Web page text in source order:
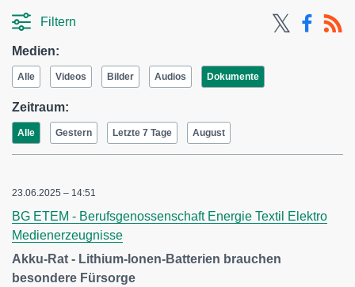
Filtern
Medien:
Alle Videos Bilder Audios Dokumente
Zeitraum:
Alle Gestern Letzte 7 Tage August
23.06.2025 – 14:51
BG ETEM - Berufsgenossenschaft Energie Textil Elektro
Medienerzeugnisse
Akku-Rat - Lithium-Ionen-Batterien brauchen
besondere Fürsorge